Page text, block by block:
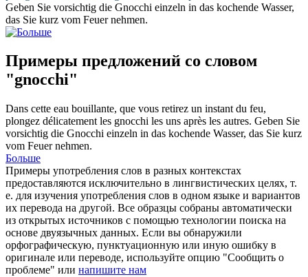
Geben Sie vorsichtig die Gnocchi einzeln in das kochende Wasser,
das Sie kurz vom Feuer nehmen.
Примеры предложений со словом
"gnocchi"
Dans cette eau bouillante, que vous retirez un instant du feu,
plongez délicatement les gnocchi les uns après les autres. Geben Sie
vorsichtig die Gnocchi einzeln in das kochende Wasser, das Sie kurz
vom Feuer nehmen.
Больше
Примеры употребления слов в разных контекстах
предоставляются исключительно в лингвистических целях, т.
е. для изучения употребления слов в одном языке и вариантов
их перевода на другой. Все образцы собраны автоматически
из открытых источников с помощью технологии поиска на
основе двуязычных данных. Если вы обнаружили
орфографическую, пунктуационную или иную ошибку в
оригинале или переводе, используйте опцию "Сообщить о
проблеме" или напишите нам